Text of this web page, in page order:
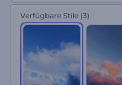
Markenpräsentationen und
Versionen erhältlich: Tag,
Sie Ihren Text und genießen
Zeiten. Testen Sie die
Verfügbare Stile (3)